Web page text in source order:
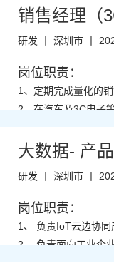
销售经理（
研发 丨 深圳市 丨
岗位职责：
1、定期完成量化的
务；
2、在汽车及3C电子
4、掌握基础工业互
6、辅助上级领导监
任职要求：
1、本科及以上学历
大数据- 产
研发 丨 深圳市 丨
岗位职责：
1、 负责IoT云边协同
档撰写、产品培训等
2、 负责面向工业企